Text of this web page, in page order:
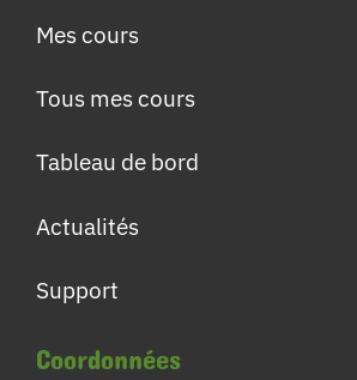
Mes cours
Tous mes cours
Tableau de bord
Actualités
Support
Coordonnées